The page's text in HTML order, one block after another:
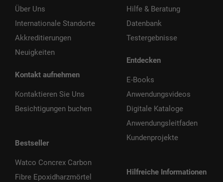
Über Uns
Internationale Standorte
Akkreditierungen
Neuigkeiten
Kontakt aufnehmen
Kontaktieren Sie Uns
Besichtigungen buchen
Bestseller
Watco Concrex Carbon
Fibre Epoxidharzmörtel
Hilfe & Beratung
Datenbank
Testergebnisse
Entdecken
E-Books
Anwendungsvideos
Digitale Kataloge
Anwendungsleitfaden
Kundenprojekte
Hilfreiche Informationen